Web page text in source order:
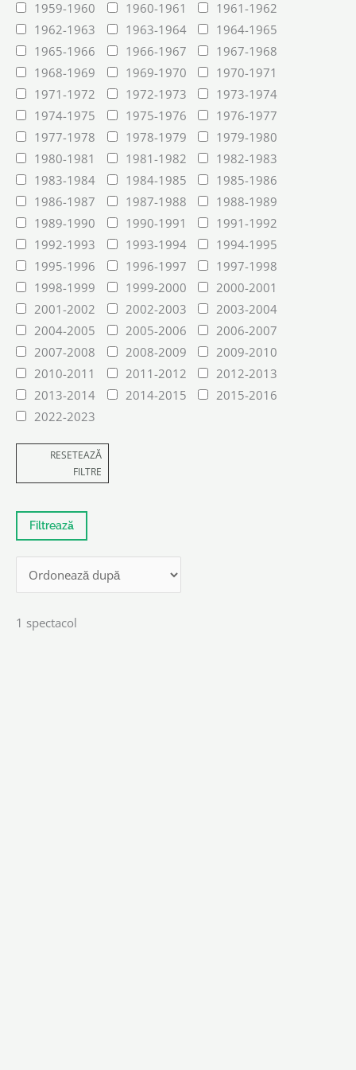
1959-1960
1960-1961
1961-1962
1962-1963
1963-1964
1964-1965
1965-1966
1966-1967
1967-1968
1968-1969
1969-1970
1970-1971
1971-1972
1972-1973
1973-1974
1974-1975
1975-1976
1976-1977
1977-1978
1978-1979
1979-1980
1980-1981
1981-1982
1982-1983
1983-1984
1984-1985
1985-1986
1986-1987
1987-1988
1988-1989
1989-1990
1990-1991
1991-1992
1992-1993
1993-1994
1994-1995
1995-1996
1996-1997
1997-1998
1998-1999
1999-2000
2000-2001
2001-2002
2002-2003
2003-2004
2004-2005
2005-2006
2006-2007
2007-2008
2008-2009
2009-2010
2010-2011
2011-2012
2012-2013
2013-2014
2014-2015
2015-2016
2022-2023
RESETEAZĂ
FILTRE
1 spectacol